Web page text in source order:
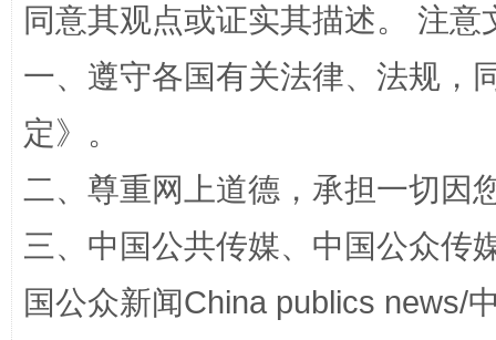
阿坝州三大球赛在茂县开幕 规模
同意其观点或证实其描述。 注
一、遵守各国有关法律、法规，
定》。
二、尊重网上道德，承担一切因
三、中国公共传媒、中国公众传
国公众新闻China publics news/